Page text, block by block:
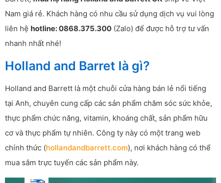
Nam giá rẻ. Khách hàng có nhu cầu sử dụng dịch vụ vui lòng
liên hệ hotline: 0868.375.300 (Zalo) để được hỗ trợ tư vấn
nhanh nhất nhé!
Holland and Barret là gì?
Holland and Barrett là một chuỗi cửa hàng bán lẻ nổi tiếng
tại Anh, chuyên cung cấp các sản phẩm chăm sóc sức khỏe,
thực phẩm chức năng, vitamin, khoáng chất, sản phẩm hữu
cơ và thực phẩm tự nhiên. Công ty này có một trang web
chính thức (hollandandbarrett.com), nơi khách hàng có thể
mua sắm trực tuyến các sản phẩm này.